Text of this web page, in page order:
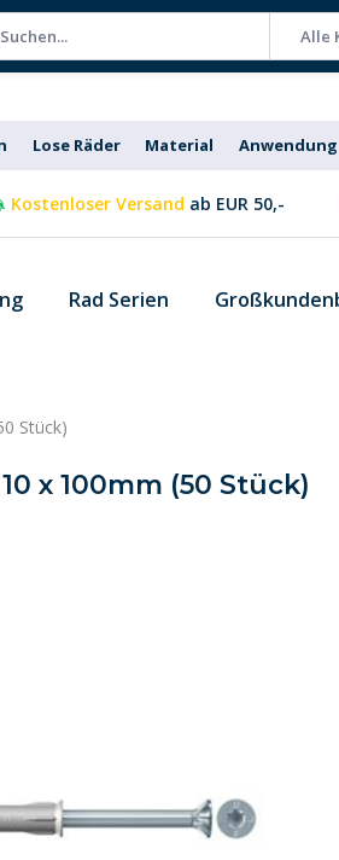
Alle
Lose Räder Material Anwendung
Kostenloser Versand ab EUR 50,-
Rad Serien
Stück)
x 100mm (50 Stück)